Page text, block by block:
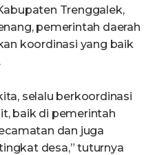
Trenggalek,
pemerintah daerah
koordinasi yang baik
selalu berkoordinasi
baik di pemerintah
dan juga
desa,” tuturnya